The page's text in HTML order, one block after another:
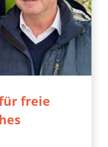
für freie